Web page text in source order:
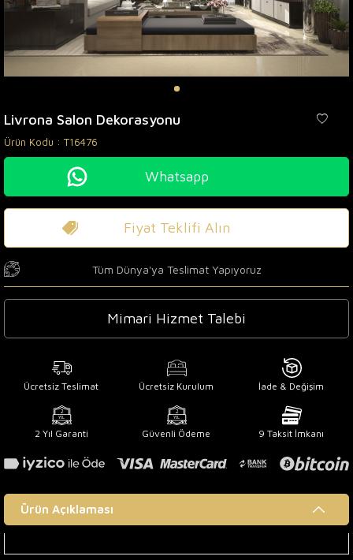
Livrona Salon Dekorasyonu
Ürün Kodu : T16476
Whatsapp
Fiyat Teklifi Alın
Tüm Dünya'ya Teslimat Yapıyoruz
Mimari Hizmet Talebi
Ücretsiz Teslimat Ücretsiz Kurulum İade & Değişim
2 Yıl Garanti Güvenli Ödeme 9 Taksit İmkanı
Ürün Açıklaması